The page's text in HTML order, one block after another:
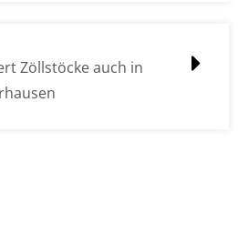
Zöllstöcke auch in